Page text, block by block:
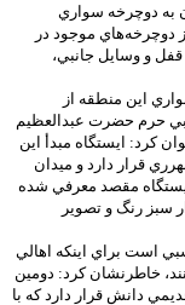
به دوچرخه سواري
دوچرخه‌هاي موجود در
و وسايل جانبي،
اين منطقه از
حرم حضرت عبدالعظيم
كرد: ايستگاه مبدأ اين
قرار دارد و ميدان
مقصد معرفي شده
كه با نوار سبز رنگ و تصوير
است براي اينكه اهالي
خاطرنشان كرد: دومين
دانش قرار دارد كه با